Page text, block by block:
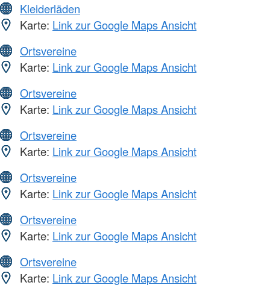
Kleiderläden
Karte: Link zur Google Maps Ansicht
Ortsvereine
Karte: Link zur Google Maps Ansicht
Ortsvereine
Karte: Link zur Google Maps Ansicht
Ortsvereine
Karte: Link zur Google Maps Ansicht
Ortsvereine
Karte: Link zur Google Maps Ansicht
Ortsvereine
Karte: Link zur Google Maps Ansicht
Ortsvereine
Karte: Link zur Google Maps Ansicht